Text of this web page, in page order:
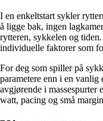
I en enkeltstart sykler
å ligge bak, ingen
rytteren, sykkelen og
individuelle faktorer som
For deg som spiller på
parametere enn i en
avgjørende i massespurter
watt, pacing og små